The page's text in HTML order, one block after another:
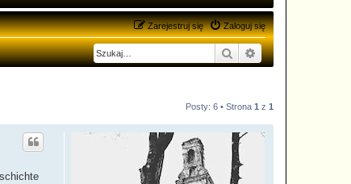
Zaloguj się
Zarejestruj się
SzukajWyszukiwanie
Posty: 6 • Strona 1 z 1